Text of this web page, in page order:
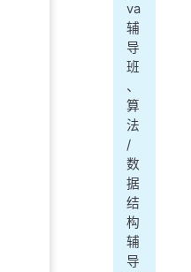
va
辅
导
班
、
算
法
/
数
据
结
构
辅
导